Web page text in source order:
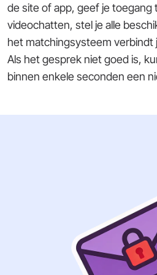
de site of app, geef je toegang
videochatten, stel je alle
het matchingsysteem verbindt
Als het gesprek niet goed is,
binnen enkele seconden een